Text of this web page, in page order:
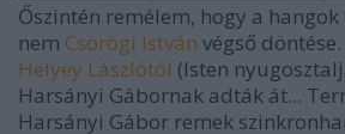
Őszintén remélem, hogy a
nem Csörögi István végső
Helyey Lászlótól (Isten
Harsányi Gábornak adták át...
Harsányi Gábor remek